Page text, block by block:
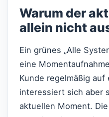
Warum der
allein nicht
Ein grünes „Alle
eine
Kunde regelmäßig
interessiert sich aber
aktuellen Moment.